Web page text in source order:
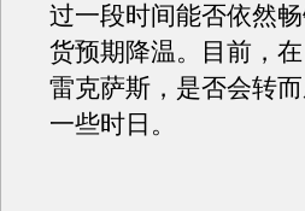
过一段时间能否依然
货预期降温。目前，
雷克萨斯，是否会转
一些时日。